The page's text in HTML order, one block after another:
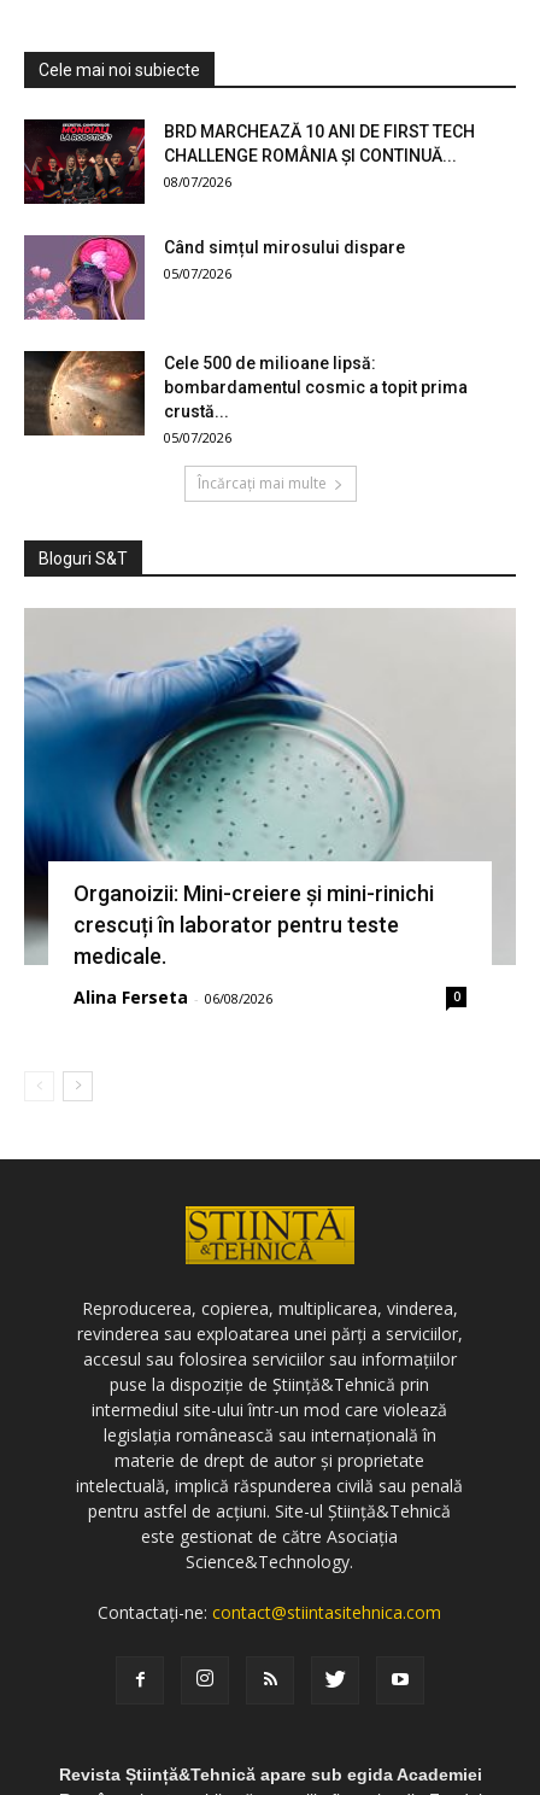
Cele mai noi subiecte
BRD MARCHEAZĂ 10 ANI DE FIRST TECH
CHALLENGE ROMÂNIA ȘI CONTINUĂ...
08/07/2026
Când simțul mirosului dispare
05/07/2026
Cele 500 de milioane lipsă:
bombardamentul cosmic a topit prima
crustă...
05/07/2026
Încărcați mai multe
Bloguri S&T
Organoizii: Mini-creiere și mini-rinichi
crescuți în laborator pentru teste
medicale.
Alina Ferseta - 06/08/2026 0
Reproducerea, copierea, multiplicarea, vinderea,
revinderea sau exploatarea unei părți a serviciilor,
accesul sau folosirea serviciilor sau informațiilor
puse la dispoziție de Știință&Tehnică prin
intermediul site-ului într-un mod care violează
legislația românească sau internațională în
materie de drept de autor și proprietate
intelectuală, implică răspunderea civilă sau penală
pentru astfel de acțiuni. Site-ul Știință&Tehnică
este gestionat de către Asociația
Science&Technology.
Contactați-ne:contact@stiintasitehnica.com
Revista Știință&Tehnică apare sub egida Academiei